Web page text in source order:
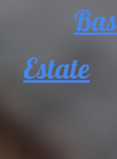
Estate